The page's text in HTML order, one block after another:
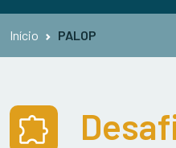
Início PALOP